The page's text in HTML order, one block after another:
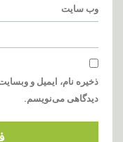
وب‌ سایت
ذخیره نام، ایمیل و
دیدگاهی می‌نویسم.